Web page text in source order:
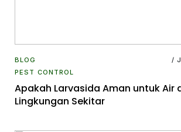
BLOG
PEST CONTROL
/
Apakah Larvasida Aman untuk Air
Lingkungan Sekitar